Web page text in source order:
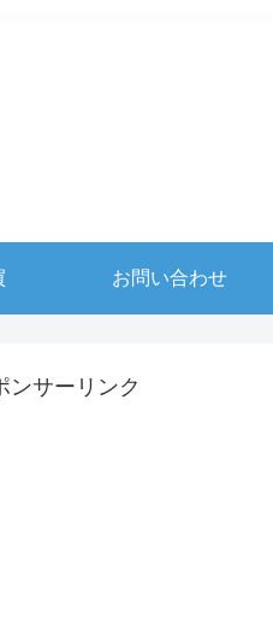
お問い合わせ
ンサーリンク